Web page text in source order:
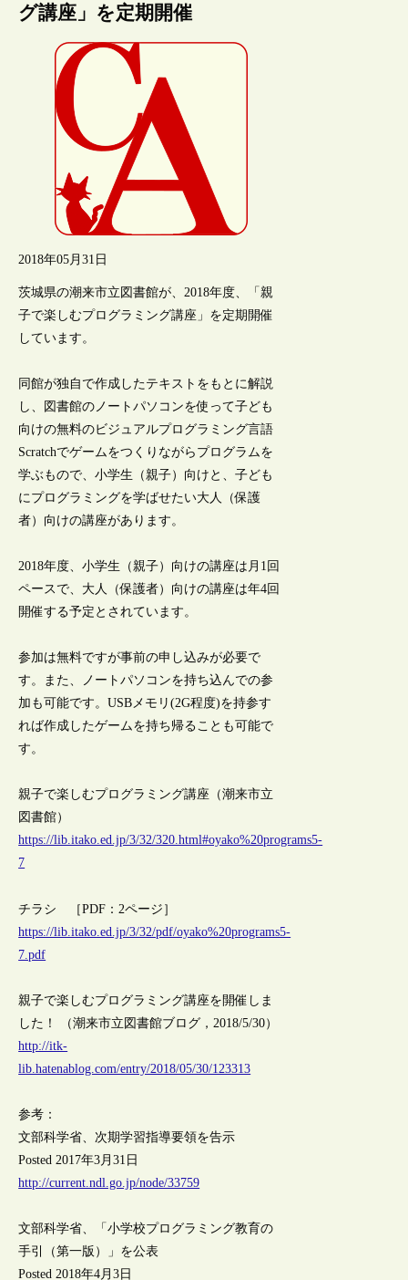
グ講座」を定期開催
2018年05月31日
茨城県の潮来市立図書館が、2018年度、「親
子で楽しむプログラミング講座」を定期開催
しています。
同館が独自で作成したテキストをもとに解説
し、図書館のノートパソコンを使って子ども
向けの無料のビジュアルプログラミング言語
Scratchでゲームをつくりながらプログラムを
学ぶもので、小学生（親子）向けと、子ども
にプログラミングを学ばせたい大人（保護
者）向けの講座があります。
2018年度、小学生（親子）向けの講座は月1回
ペースで、大人（保護者）向けの講座は年4回
開催する予定とされています。
参加は無料ですが事前の申し込みが必要で
す。また、ノートパソコンを持ち込んでの参
加も可能です。USBメモリ(2G程度)を持参す
れば作成したゲームを持ち帰ることも可能で
す。
親子で楽しむプログラミング講座（潮来市立
図書館）
https://lib.itako.ed.jp/3/32/320.html#oyako%20programs5-
7
チラシ ［PDF：2ページ］
https://lib.itako.ed.jp/3/32/pdf/oyako%20programs5-
7.pdf
親子で楽しむプログラミング講座を開催しま
した！ （潮来市立図書館ブログ，2018/5/30）
http://itk-
lib.hatenablog.com/entry/2018/05/30/123313
参考：
文部科学省、次期学習指導要領を告示
Posted 2017年3月31日
http://current.ndl.go.jp/node/33759
文部科学省、「小学校プログラミング教育の
手引（第一版）」を公表
Posted 2018年4月3日